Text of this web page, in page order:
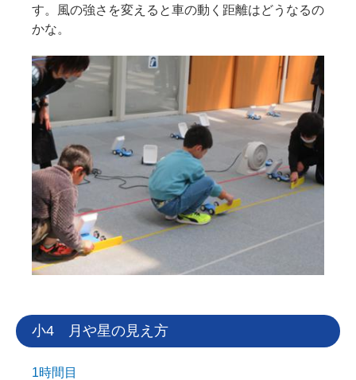
す。風の強さを変えると車の動く距離はどうなるの
かな。
小4 月や星の見え方
1時間目